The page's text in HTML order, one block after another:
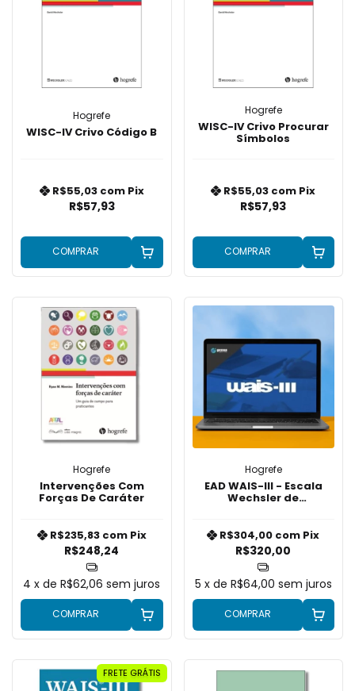
Hogrefe
WISC-IV Crivo Código B
R$57,93
R$55,03 com Pix
COMPRAR
Hogrefe
WISC-IV Crivo Procurar
Símbolos
R$57,93
R$55,03 com Pix
COMPRAR
Hogrefe
Intervenções Com
Forças De Caráter
R$248,24
R$235,83 com Pix
4 x deR$62,06 sem juros
COMPRAR
Hogrefe
EAD WAIS-III - Escala
Wechsler de
R$320,00
R$304,00 com Pix
5 x de R$64,00 sem juros
COMPRAR
FRETE GRÁTIS